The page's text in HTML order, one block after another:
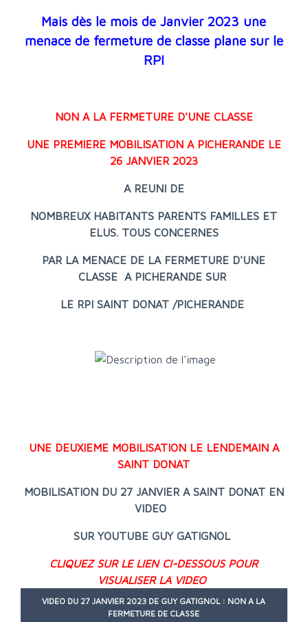
Mais dès le mois de Janvier 2023 une
menace de fermeture de classe plane sur le
RPI
NON A LA FERMETURE D'UNE CLASSE
UNE PREMIERE MOBILISATION A PICHERANDE LE
26 JANVIER 2023
A REUNI DE
NOMBREUX HABITANTS PARENTS FAMILLES ET
ELUS. TOUS CONCERNES
PAR LA MENACE DE LA FERMETURE D'UNE
CLASSE A PICHERANDE SUR
LE RPI SAINT DONAT /PICHERANDE
UNE DEUXIEME MOBILISATION LE LENDEMAIN A
SAINT DONAT
MOBILISATION DU 27 JANVIER A SAINT DONAT EN
VIDEO
SUR YOUTUBE GUY GATIGNOL
CLIQUEZ SUR LE LIEN CI-DESSOUS POUR
VISUALISER LA VIDEO
VIDEO DU 27 JANVIER 2023 DE GUY GATIGNOL : NON A LA
FERMETURE DE CLASSE